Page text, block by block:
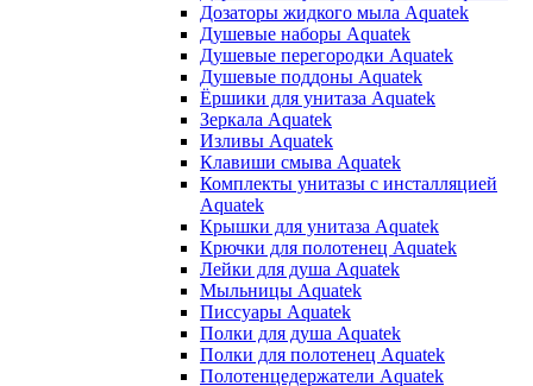
Дозаторы жидкого мыла Aquatek
Душевые наборы Aquatek
Душевые перегородки Aquatek
Душевые поддоны Aquatek
Ёршики для унитаза Aquatek
Зеркала Aquatek
Изливы Aquatek
Клавиши смыва Aquatek
Комплекты унитазы с инсталляцией
Aquatek
Крышки для унитаза Aquatek
Крючки для полотенец Aquatek
Лейки для душа Aquatek
Мыльницы Aquatek
Писсуары Aquatek
Полки для душа Aquatek
Полки для полотенец Aquatek
Полотенцедержатели Aquatek